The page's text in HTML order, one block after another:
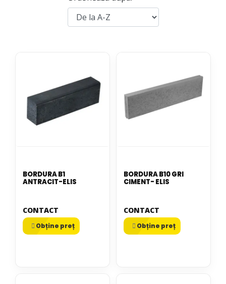
BORDURA B1
ANTRACIT-ELIS
CONTACT
Obține preț
BORDURA B10 GRI
CIMENT- ELIS
CONTACT
Obține preț